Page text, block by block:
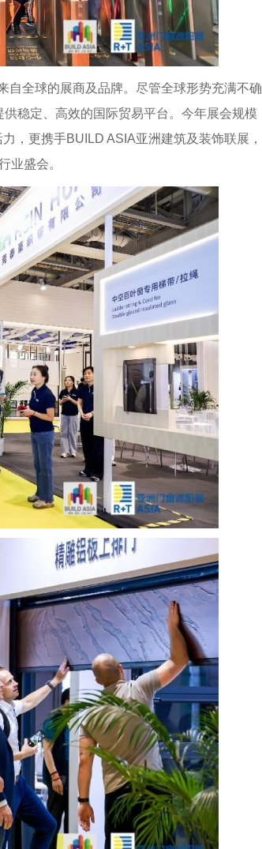
全球的展商及品牌。尽管全球形势充满不确
稳定、高效的国际贸易平台。今年展会规模
，更携手BUILD ASIA亚洲建筑及装饰联展，
业盛会。